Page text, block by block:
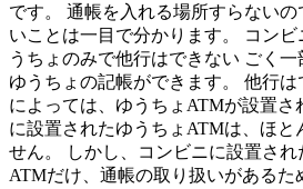
です。 通帳を入れる場所すらない
いことは一目で分かります。 コン
うちょのみで他行はできない ごく
ゆうちょの記帳ができます。 他行
によっては、ゆうちょATMが設置さ
に設置されたゆうちょATMは、ほと
せん。 しかし、コンビニに設置され
ATMだけ、通帳の取り扱いがあるた